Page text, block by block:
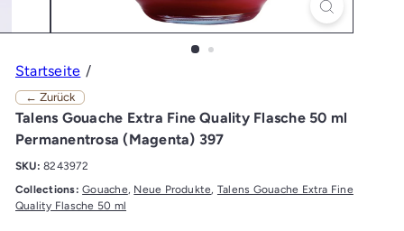
Startseite
← Zurück
Talens Gouache Extra Fine Quality Flasche 50 ml
Permanentrosa (Magenta) 397
SKU: 8243972
Collections: Gouache, Neue Produkte, Talens Gouache Extra Fine
Quality Flasche 50 ml